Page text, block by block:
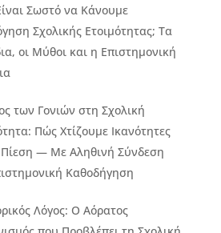
Σωστό να Κάνουμε
Σχολικής Ετοιμότητας; Τα
οι Μύθοι και η Επιστημονική
των Γονιών στη Σχολική
Πώς Χτίζουμε Ικανότητες
Πίεση — Με Αληθινή Σύνδεση
Καθοδήγηση
Λόγος: Ο Αόρατος